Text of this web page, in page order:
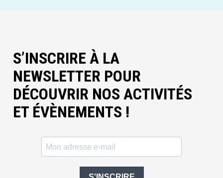
S’INSCRIRE À LA
NEWSLETTER POUR
DÉCOUVRIR NOS ACTIVITÉS
ET ÉVÈNEMENTS !